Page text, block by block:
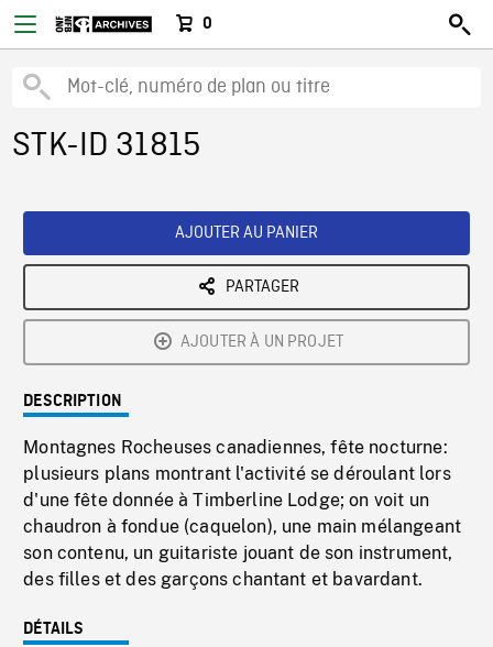
0
STK-ID 31815
AJOUTER AU PANIER
PARTAGER
AJOUTER À UN PROJET
DESCRIPTION
Montagnes Rocheuses canadiennes, fête nocturne:
plusieurs plans montrant l'activité se déroulant lors
d'une fête donnée à Timberline Lodge; on voit un
chaudron à fondue (caquelon), une main mélangeant
son contenu, un guitariste jouant de son instrument,
des filles et des garçons chantant et bavardant.
DÉTAILS